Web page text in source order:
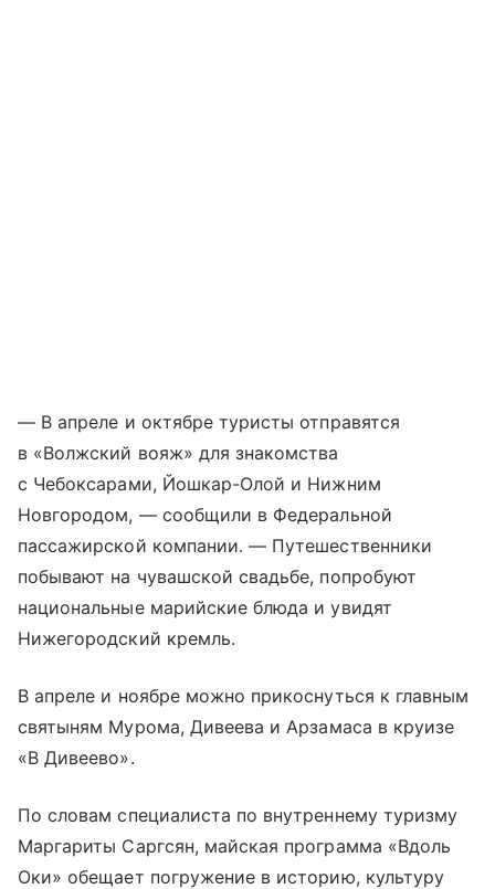
— В апреле и октябре туристы отправятся
в «Волжский вояж» для знакомства
с Чебоксарами, Йошкар-Олой и Нижним
Новгородом, — сообщили в Федеральной
пассажирской компании. — Путешественники
побывают на чувашской свадьбе, попробуют
национальные марийские блюда и увидят
Нижегородский кремль.
В апреле и ноябре можно прикоснуться к главным
святыням Мурома, Дивеева и Арзамаса в круизе
«В Дивеево».
По словам специалиста по внутреннему туризму
Маргариты Саргсян, майская программа «Вдоль
Оки» обещает погружение в историю, культуру